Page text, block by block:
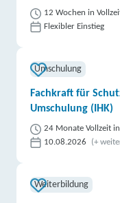
12 Wochen in
Flexibler Einstieg
Umschulung
Fachkraft für
Umschulung (IHK)
24 Monate Vollzeit
10.08.2026
(+
Weiterbildung